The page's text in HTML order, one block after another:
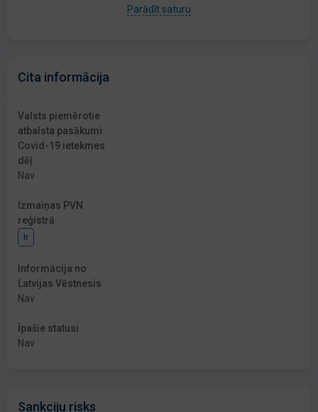
Parādīt saturu
Cita informācija
Valsts piemērotie
atbalsta pasākumi
Covid-19 ietekmes
dēļ
Nav
Izmaiņas PVN
reģistrā
Ir
Informācija no
Latvijas Vēstnesis
Nav
Īpašie statusi
Nav
Sankciju risks